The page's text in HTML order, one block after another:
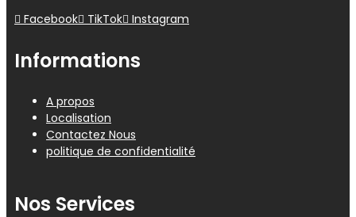
Facebook
TikTok Instagram
Informations
A propos
Localisation
Contactez Nous
politique de confidentialité
Nos Services